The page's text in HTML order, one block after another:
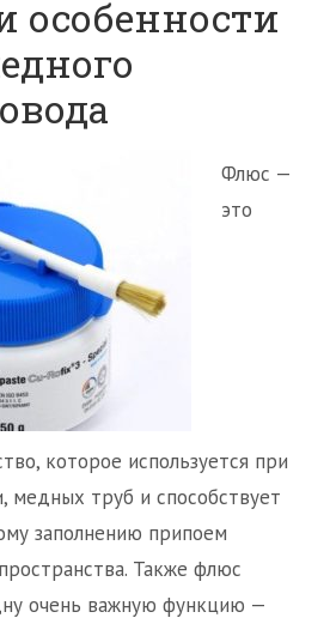
особенности
Флюс —
это
которое используется при
медных труб и способствует
заполнению припоем
Также флюс
очень важную функцию —